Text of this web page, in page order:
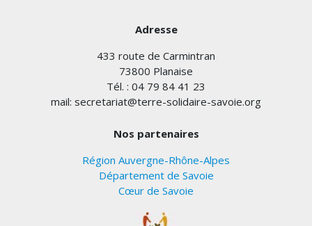
Adresse
433 route de Carmintran
73800 Planaise
Tél. : 04 79 84 41 23
mail: secretariat@terre-solidaire-savoie.org
Nos partenaires
Région Auvergne-Rhône-Alpes
Département de Savoie
Cœur de Savoie